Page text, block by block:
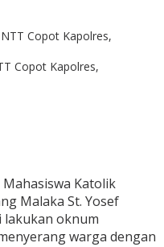
Copot Kapolres,
Katolik
Malaka St. Yosef
lakukan oknum
warga dengan